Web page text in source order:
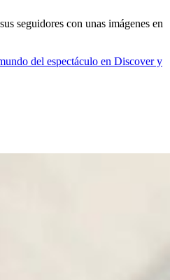
seguidores con unas imágenes en
del espectáculo en Discover y